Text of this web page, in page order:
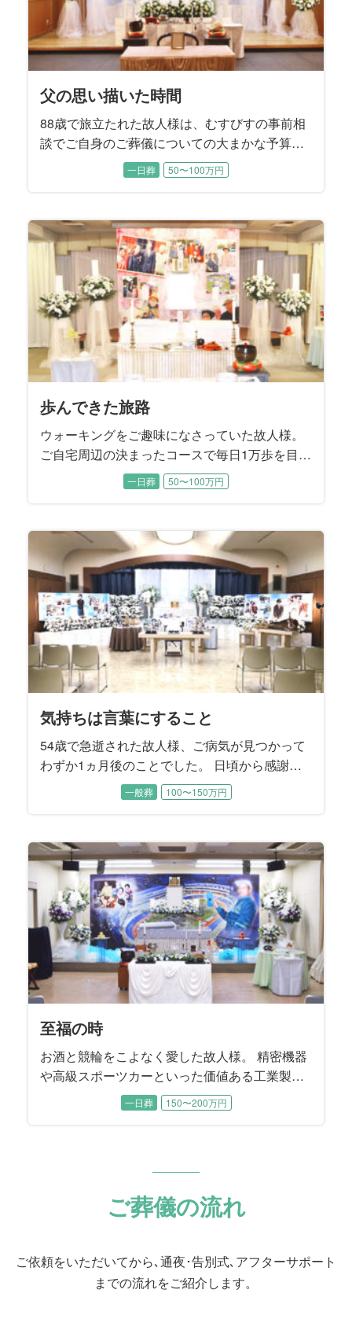
父の思い描いた時間
88歳で旅立たれた故人様は、むすびすの事前相
談でご自身のご葬儀についての大まかな予算や
方針についてお決めになられていました。 生前
から奥様と2人の息子様には、「葬儀社に話しは
されていたそうです。 お打ち合わせでは、故人
様が遺された『エンディングノート』の内容に
沿うかたちで、お式を進めていくことに決まり
ました。
一日葬 50〜100万円
歩んできた旅路
ウォーキングをご趣味になさっていた故人様。
ご自宅周辺の決まったコースで毎日1万歩を目標
に歩かれていたこともあり、88歳で旅立たれる
直前まで大きなご病気をすることなくお過ごし
気だった頃は、お二人で手を繋ぎながらお散歩
されていたそうです。 子供たちから見てもとて
も仲睦まじいご夫婦でした。
一日葬 50〜100万円
気持ちは言葉にすること
54歳で急逝された故人様、ご病気が見つかって
わずか1ヵ月後のことでした。 日頃から感謝は
言葉にしなければ伝わらないというお考えをお
持ちだった故人様。 奥様へ1日1回「ありがと
そうです。 昨年、むすびすで奥様のご親族のご
葬儀をお手伝いさせていただいたことから、こ
の度のご依頼となりました。
一般葬 100〜150万円
至福の時
お酒と競輪をこよなく愛した故人様。 精密機器
や高級スポーツカーといった価値ある工業製品
を輸送する際に「梱包」する工業包装技能士と
して生涯活躍。 数年前まで現役でお仕事を続け
人様は国内で14人目に資格を取得された、まさ
に梱包のプロフェッショナルでした。
一日葬 150〜200万円
ご葬儀の流れ
ご依頼をいただいてから､通夜･告別式､アフターサポート
までの流れをご紹介します。